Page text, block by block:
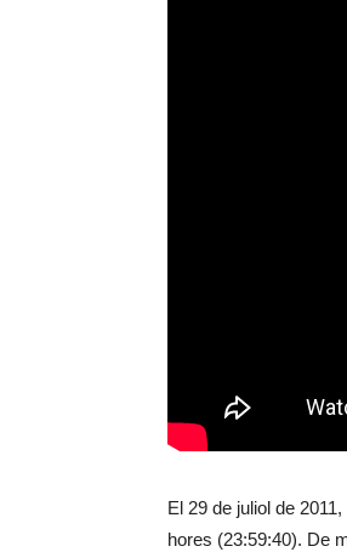
El 29 de juliol de 2011,
hores (23:59:40). De